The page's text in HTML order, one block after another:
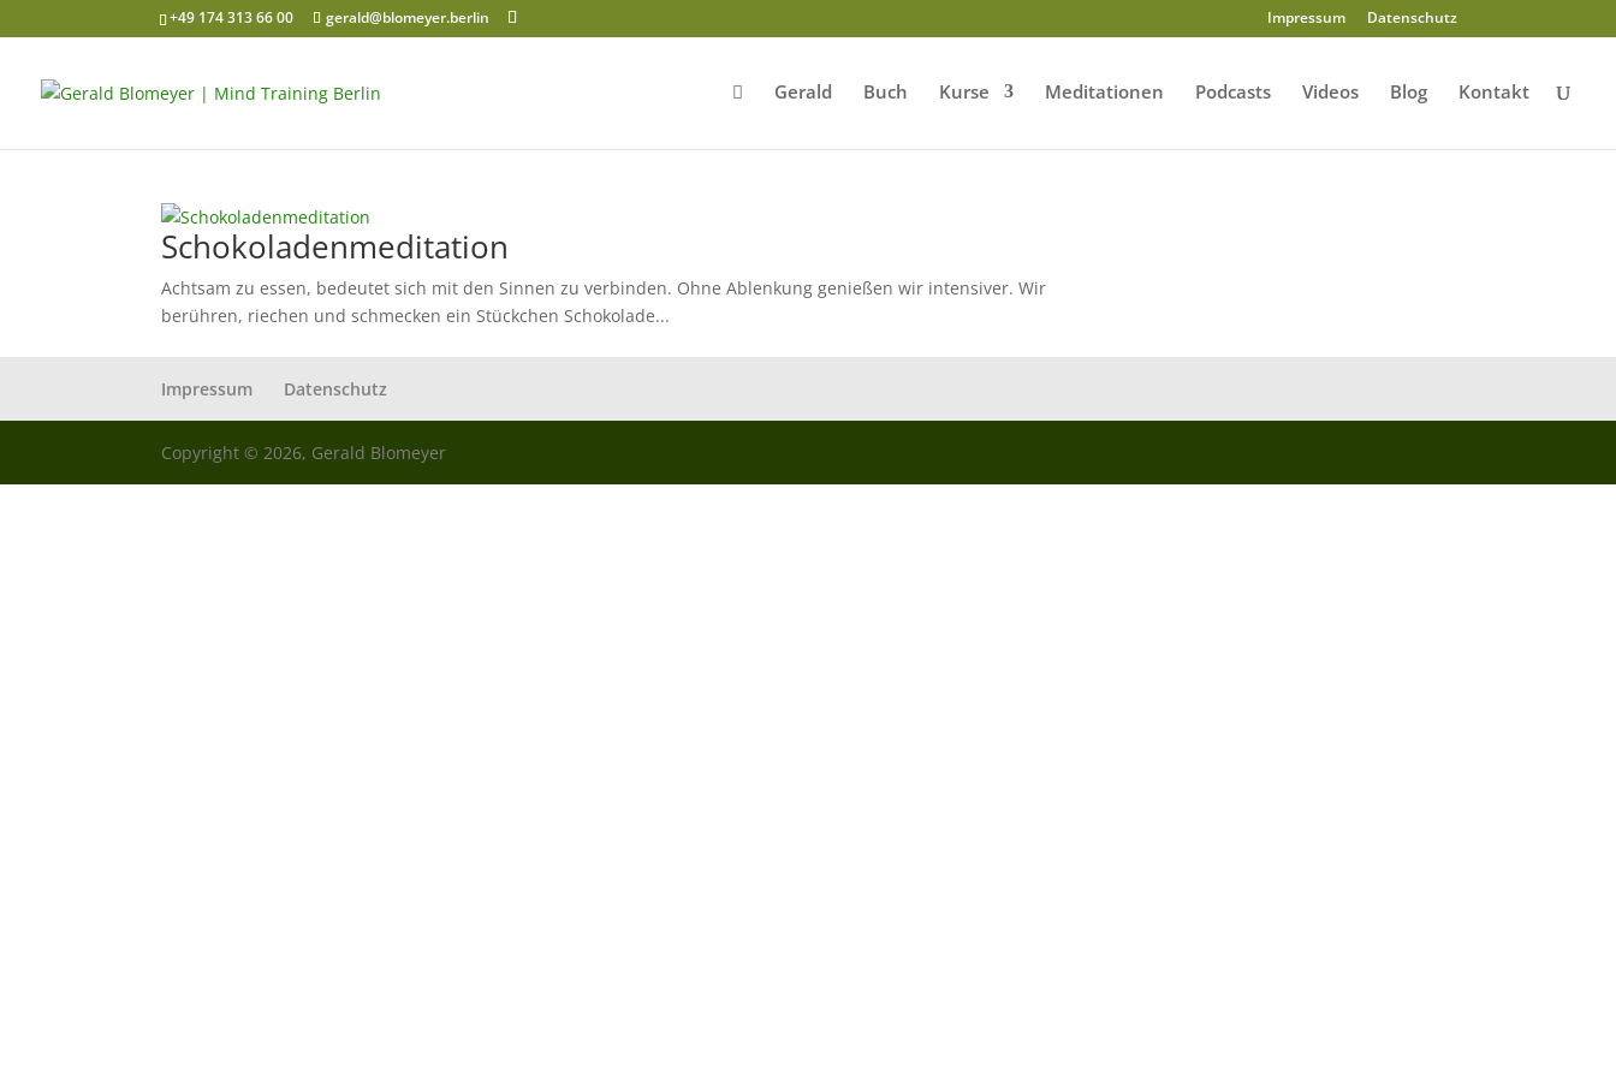
+49 174 313 66 00 gerald@blomeyer.berlin Impressum Datenschutz
Gerald Buch Kurse Meditationen Podcasts Videos Blog Kontakt
Schokoladenmeditation
Achtsam zu essen, bedeutet sich mit den Sinnen zu verbinden. Ohne Ablenkung genießen wir intensiver. Wir
berühren, riechen und schmecken ein Stückchen Schokolade...
Impressum Datenschutz
Copyright © 2026, Gerald Blomeyer